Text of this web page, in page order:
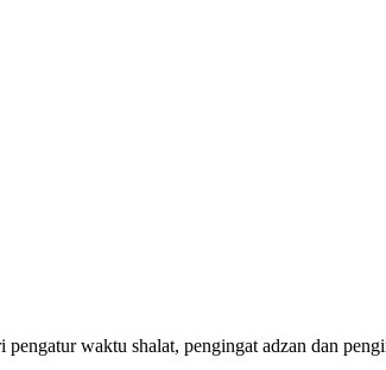
waktu shalat, pengingat adzan dan